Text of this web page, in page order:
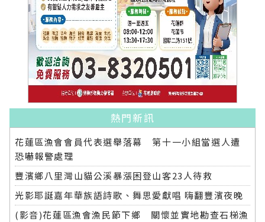
熱門新訊
花蓮區漁會會員代表選舉落幕 第十一小組當選人遭
恐嚇報警處理
豐濱鄉八里灣山貓公溪暴漲困登山客23人待救
光影耶誕嘉年華族語詩歌、舞思愛獻唱 嗨翻豐濱夜晚
(影音)花蓮區漁會漁民節下鄉 關懷並實地勘查石梯漁